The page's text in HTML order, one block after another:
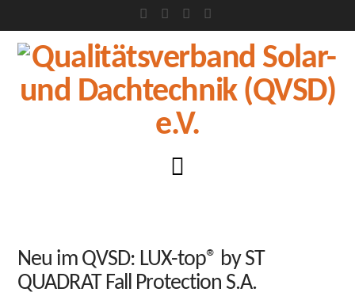
Neu im QVSD: LUX-top® by ST
QUADRAT Fall Protection S.A.